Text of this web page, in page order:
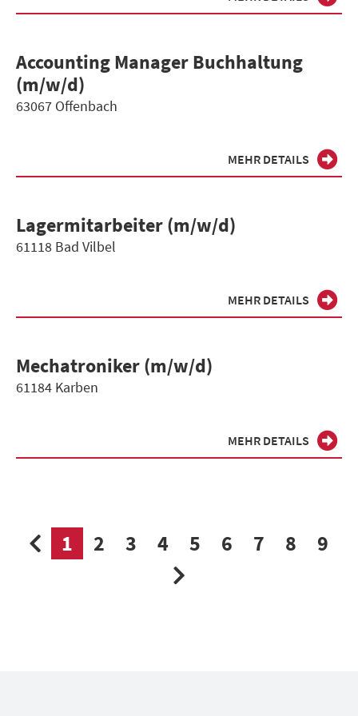
Accounting Manager Buchhaltung
(m/w/d)
63067 Offenbach
MEHR DETAILS
Lagermitarbeiter (m/w/d)
61118 Bad Vilbel
MEHR DETAILS
Mechatroniker (m/w/d)
61184 Karben
MEHR DETAILS
1 2 3 4 5 6 7 8 9